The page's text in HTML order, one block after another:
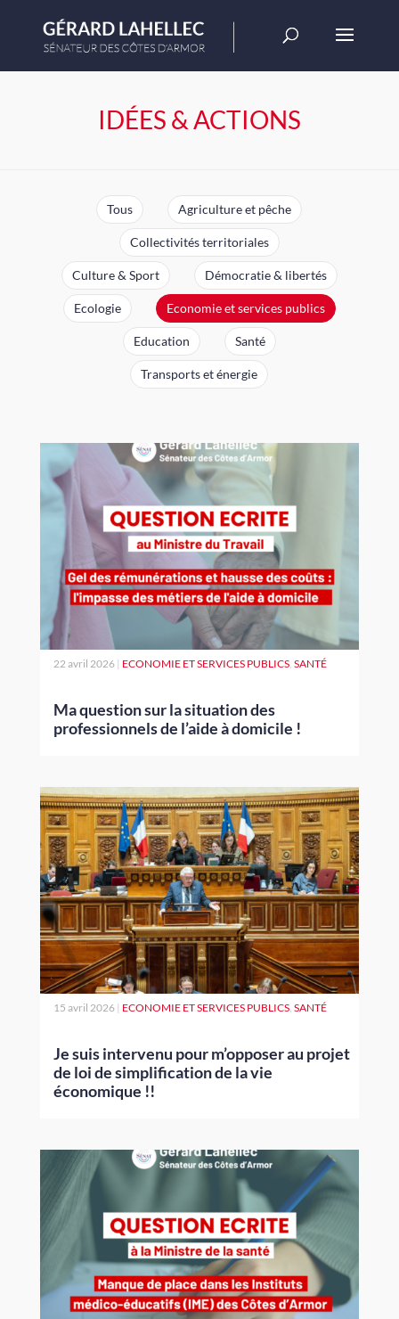
IDÉES & ACTIONS
Tous Agriculture et pêche
Collectivités territoriales
Culture & Sport Démocratie & libertés
Ecologie Economie et services publics
Education Santé
Transports et énergie
Ma question sur la situation des
professionnels de l’aide à domicile !
22 avril 2026| ECONOMIE ET SERVICES PUBLICS, SANTÉ
Je suis intervenu pour m’opposer au projet
de loi de simplification de la vie
économique !!
15 avril 2026| ECONOMIE ET SERVICES PUBLICS, SANTÉ